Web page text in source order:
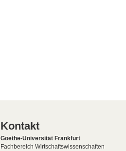
Kontakt
Goethe-Universität Frankfurt
Fachbereich Wirtschaftswissenschaften